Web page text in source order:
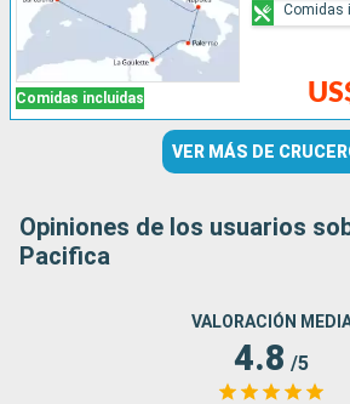
Comidas incluidas
Comidas
VER MÁS DE
Opiniones de los usuarios
Pacifica
VALORACIÓN
4.8 /5